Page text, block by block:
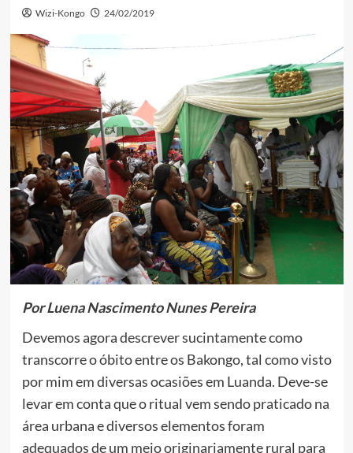
Wizi-Kongo 24/02/2019
Por Luena Nascimento Nunes Pereira
Devemos agora descrever sucintamente como
transcorre o óbito entre os Bakongo, tal como visto
por mim em diversas ocasiões em Luanda. Deve-se
levar em conta que o ritual vem sendo praticado na
área urbana e diversos elementos foram
adequados de um meio originariamente rural para